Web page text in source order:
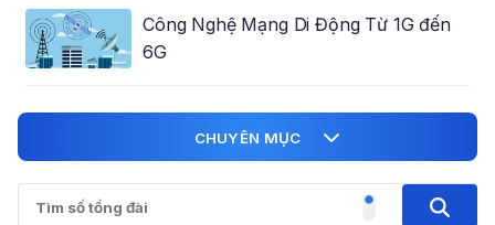
CHUYÊN MỤC
Công Nghệ Mạng Di Động Từ 1G đến
6G